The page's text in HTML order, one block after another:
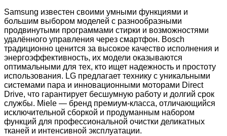
Samsung известен своими умными функциями и
большим выбором моделей с разнообразными
продвинутыми программами стирки и возможностями
удалённого управления через смартфон. Bosch
традиционно ценится за высокое качество исполнения и
энергоэффективность, их модели оказываются
оптимальными для тех, кто ищет надежность и простоту
использования. LG предлагает технику с уникальными
системами пара и инновационными моторами Direct
Drive, что гарантирует бесшумную работу и долгий срок
службы. Miele — бренд премиум-класса, отличающийся
исключительной сборкой и продуманным набором
функций для профессиональной очистки деликатных
тканей и интенсивной эксплуатации.